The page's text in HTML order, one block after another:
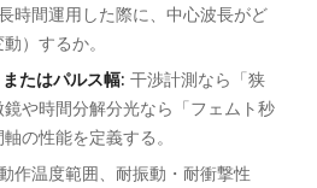
時間運用した際に、中心波長がど
）するか。
たはパルス幅: 干渉計測なら「狭
や時間分解分光なら「フェムト秒
の性能を定義する。
作温度範囲、耐振動・耐衝撃性